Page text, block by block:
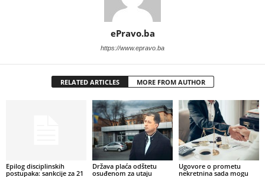
ePravo.ba
https://www.epravo.ba
RELATED ARTICLES MORE FROM AUTHOR
Epilog disciplinskih
postupaka: sankcije za 21
Država plaća odštetu
osuđenom za utaju
Ugovore o prometu
nekretnina sada mogu